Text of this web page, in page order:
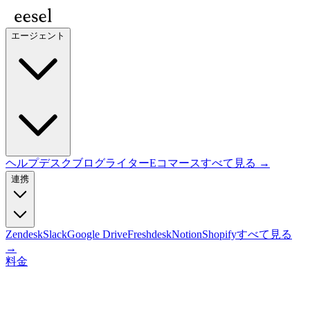
エージェント
ヘルプデスクブログライターEコマースすべて見る →
連携
ZendeskSlackGoogle DriveFreshdeskNotionShopifyすべて見る
→
料金